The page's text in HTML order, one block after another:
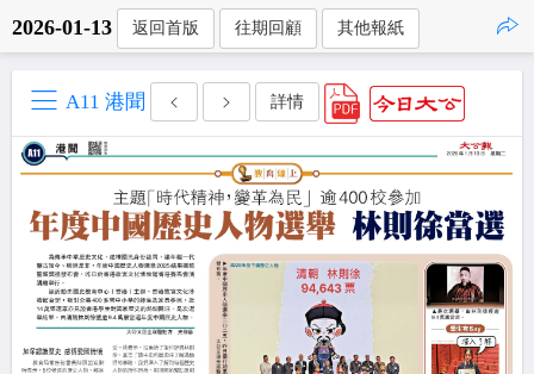
2026-01-13 返回首版 往期回顧 其他報紙
A11 港聞 詳情